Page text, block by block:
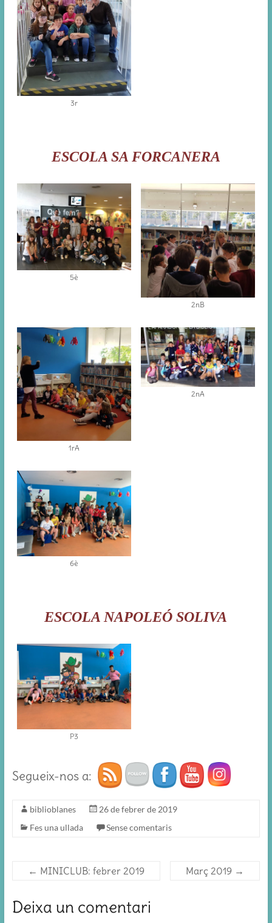
3r
ESCOLA SA FORCANERA
5è
2nB
1rA
2nA
6è
ESCOLA NAPOLEÓ SOLIVA
P3
Segueix-nos a:
biblioblanes
26 de febrer de 2019
Fes una ullada
Sense comentaris
← MINICLUB: febrer 2019 Març 2019 →
Deixa un comentari